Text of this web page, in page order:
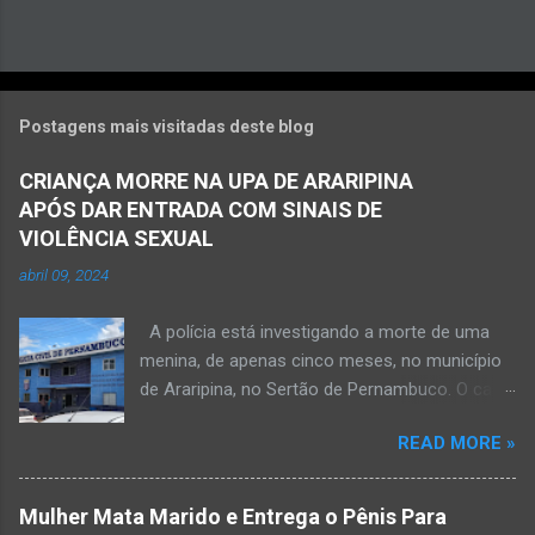
Postagens mais visitadas deste blog
CRIANÇA MORRE NA UPA DE ARARIPINA
APÓS DAR ENTRADA COM SINAIS DE
VIOLÊNCIA SEXUAL
abril 09, 2024
A polícia está investigando a morte de uma
menina, de apenas cinco meses, no município
de Araripina, no Sertão de Pernambuco. O caso
morte a esclarecer”. A PM diz que, na segunda-
feira (8), foi acionada para verificar uma
possível ocorrência de estupro de vulnerável,
READ MORE »
Mulher Mata Marido e Entrega o Pênis Para